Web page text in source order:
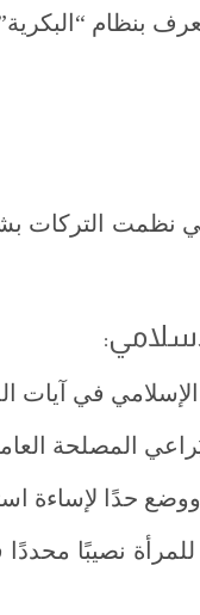
بنظام
نظمت
في آيات
المصلحة
حدًا لإساءة
نصيبًا